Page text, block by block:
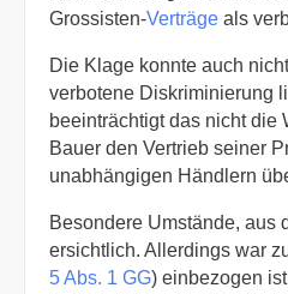
Grossisten-Verträge als
Die Klage konnte auch
verbotene Diskriminierung
beeinträchtigt das nicht
Bauer den Vertrieb seiner
unabhängigen Händlern
Besondere Umstände, aus
ersichtlich. Allerdings war
5 Abs. 1 GG) einbezogen